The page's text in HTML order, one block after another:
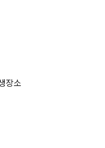
장소